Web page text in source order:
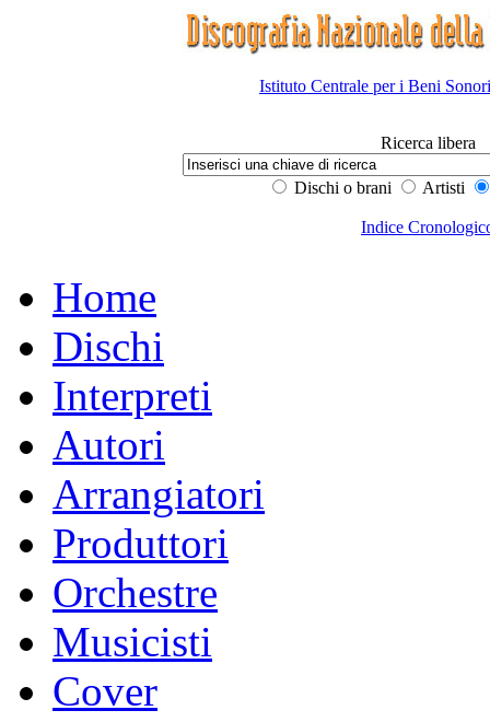
Istituto Centrale per i Beni
Ricerca libera
Dischi o brani Artisti
Indice
Home
Dischi
Interpreti
Autori
Arrangiatori
Produttori
Orchestre
Musicisti
Cover